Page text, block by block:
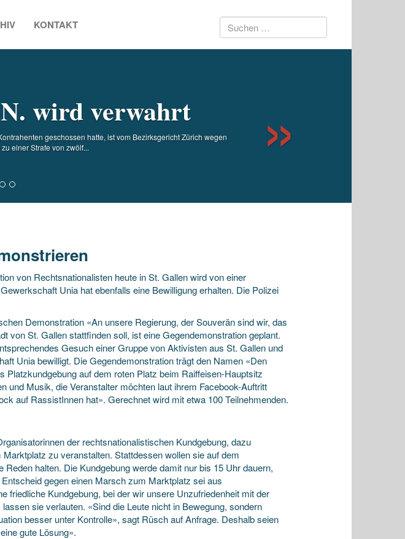
KONTAKT Suchen
wird verwahrt
geschossen hatte, ist vom Bezirksgericht Zürich wegen
einer Strafe von zwölf...
von Rechtsnationalisten heute in St. Gallen wird von einer
Unia hat ebenfalls eine Bewilligung erhalten. Die Polizei
Demonstration «An unsere Regierung, der Souverän sind wir, das
von St. Gallen stattfinden soll, ist eine Gegendemonstration geplant.
Gesuch einer Gruppe von Aktivisten aus St. Gallen und
Unia bewilligt. Die Gegendemonstration trägt den Namen «Den
Platzkundgebung auf dem roten Platz beim Raiffeisen-Hauptsitz
und Musik, die Veranstalter möchten laut ihrem Facebook-Auftritt
auf RassistInnen hat». Gerechnet wird mit etwa 100 Teilnehmenden.
der rechtsnationalistischen Kundgebung, dazu
zu veranstalten. Stattdessen wollen sie auf dem
Reden halten. Die Kundgebung werde damit nur bis 15 Uhr dauern,
gegen einen Marsch zum Marktplatz sei aus
friedliche Kundgebung, bei der wir unsere Unzufriedenheit mit der
sie verlauten. «Sind die Leute nicht in Bewegung, sondern
besser unter Kontrolle», sagt Rüsch auf Anfrage. Deshalb seien
gute Lösung».